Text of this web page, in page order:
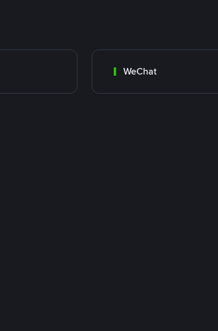
WeChat